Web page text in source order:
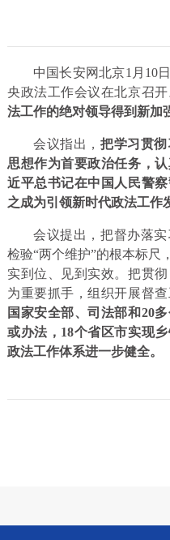
中国长安网北京1月10
央政法工作会议在北京召
法工作的绝对领导得到新加
会议指出，把学习贯
思想作为首要政治任务，
近平总书记在中国人民警
之成为引领新时代政法工作
会议提出，把督办落
检验“两个维护”的根本标尺
实到位、见到实效。把贯
为重要抓手，组织开展督
国家安全部、司法部和20
或办法，18个省区市实现
政法工作体系进一步健全。